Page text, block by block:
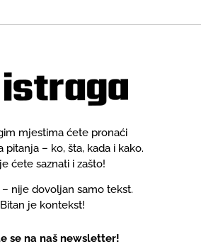
mjestima ćete pronaći
pitanja – ko, šta, kada i kako.
ćete saznati i zašto!
– nije dovoljan samo tekst.
Bitan je kontekst!
se na naš newsletter!